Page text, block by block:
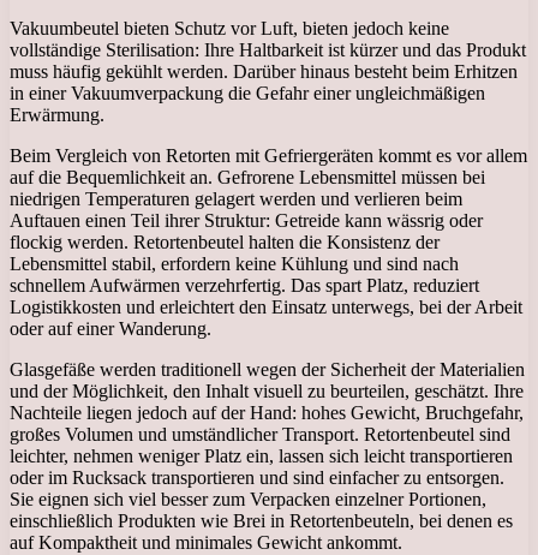
Vakuumbeutel bieten Schutz vor Luft, bieten jedoch keine
vollständige Sterilisation: Ihre Haltbarkeit ist kürzer und das Produkt
muss häufig gekühlt werden. Darüber hinaus besteht beim Erhitzen
in einer Vakuumverpackung die Gefahr einer ungleichmäßigen
Erwärmung.
Beim Vergleich von Retorten mit Gefriergeräten kommt es vor allem
auf die Bequemlichkeit an. Gefrorene Lebensmittel müssen bei
niedrigen Temperaturen gelagert werden und verlieren beim
Auftauen einen Teil ihrer Struktur: Getreide kann wässrig oder
flockig werden. Retortenbeutel halten die Konsistenz der
Lebensmittel stabil, erfordern keine Kühlung und sind nach
schnellem Aufwärmen verzehrfertig. Das spart Platz, reduziert
Logistikkosten und erleichtert den Einsatz unterwegs, bei der Arbeit
oder auf einer Wanderung.
Glasgefäße werden traditionell wegen der Sicherheit der Materialien
und der Möglichkeit, den Inhalt visuell zu beurteilen, geschätzt. Ihre
Nachteile liegen jedoch auf der Hand: hohes Gewicht, Bruchgefahr,
großes Volumen und umständlicher Transport. Retortenbeutel sind
leichter, nehmen weniger Platz ein, lassen sich leicht transportieren
oder im Rucksack transportieren und sind einfacher zu entsorgen.
Sie eignen sich viel besser zum Verpacken einzelner Portionen,
einschließlich Produkten wie Brei in Retortenbeuteln, bei denen es
auf Kompaktheit und minimales Gewicht ankommt.